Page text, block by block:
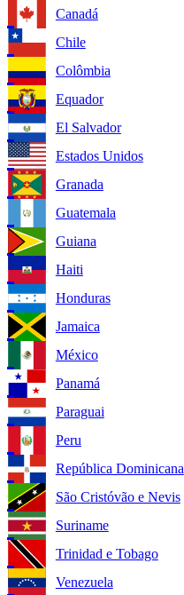
Canadá
Chile
Colômbia
Equador
El Salvador
Estados Unidos
Granada
Guatemala
Guiana
Haiti
Honduras
Jamaica
México
Panamá
Paraguai
Peru
República Dominicana
São Cristóvão e Nevis
Suriname
Trinidad e Tobago
Venezuela